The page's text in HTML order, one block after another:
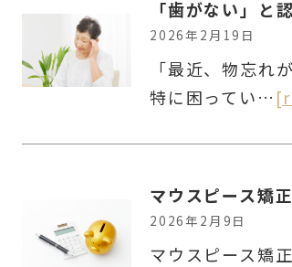
2026年2月19日
「最近、物忘れ
特に困ってい…
マウスピース矯
2026年2月9日
マウスピース矯